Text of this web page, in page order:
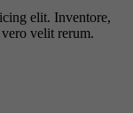
elit. Inventore,
velit rerum.